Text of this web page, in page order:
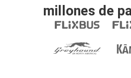
millones de